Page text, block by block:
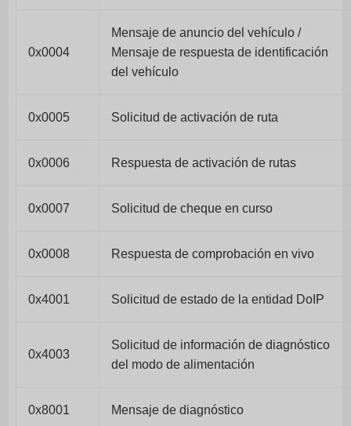
0x0004
Mensaje de anuncio del vehículo /
Mensaje de respuesta de identificación
del vehículo
0x0005 Solicitud de activación de ruta
0x0006 Respuesta de activación de rutas
0x0007 Solicitud de cheque en curso
0x0008 Respuesta de comprobación en vivo
0x4001 Solicitud de estado de la entidad DoIP
0x4003
Solicitud de información de diagnóstico
del modo de alimentación
0x8001 Mensaje de diagnóstico